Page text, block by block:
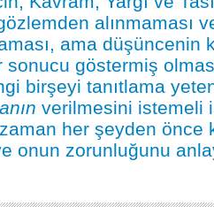
alınmaması
ama düşüncenin
göstermiş
birşeyi tanıtlama
verilmesini istemeli
her şeyden önce
onun zorunluğunu